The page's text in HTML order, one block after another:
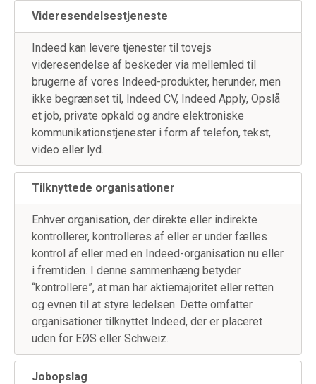
Videresendelsestjeneste
Indeed kan levere tjenester til tovejs
videresendelse af beskeder via mellemled til
brugerne af vores Indeed-produkter, herunder, men
ikke begrænset til, Indeed CV, Indeed Apply, Opslå
et job, private opkald og andre elektroniske
kommunikationstjenester i form af telefon, tekst,
video eller lyd.
Tilknyttede organisationer
Enhver organisation, der direkte eller indirekte
kontrollerer, kontrolleres af eller er under fælles
kontrol af eller med en Indeed-organisation nu eller
i fremtiden. I denne sammenhæng betyder
“kontrollere”, at man har aktiemajoritet eller retten
og evnen til at styre ledelsen. Dette omfatter
organisationer tilknyttet Indeed, der er placeret
uden for EØS eller Schweiz.
Jobopslag